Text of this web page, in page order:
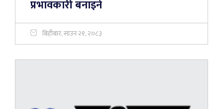
प्रभावकारी बनाइने
बिहीबार, साउन २१, २०८३